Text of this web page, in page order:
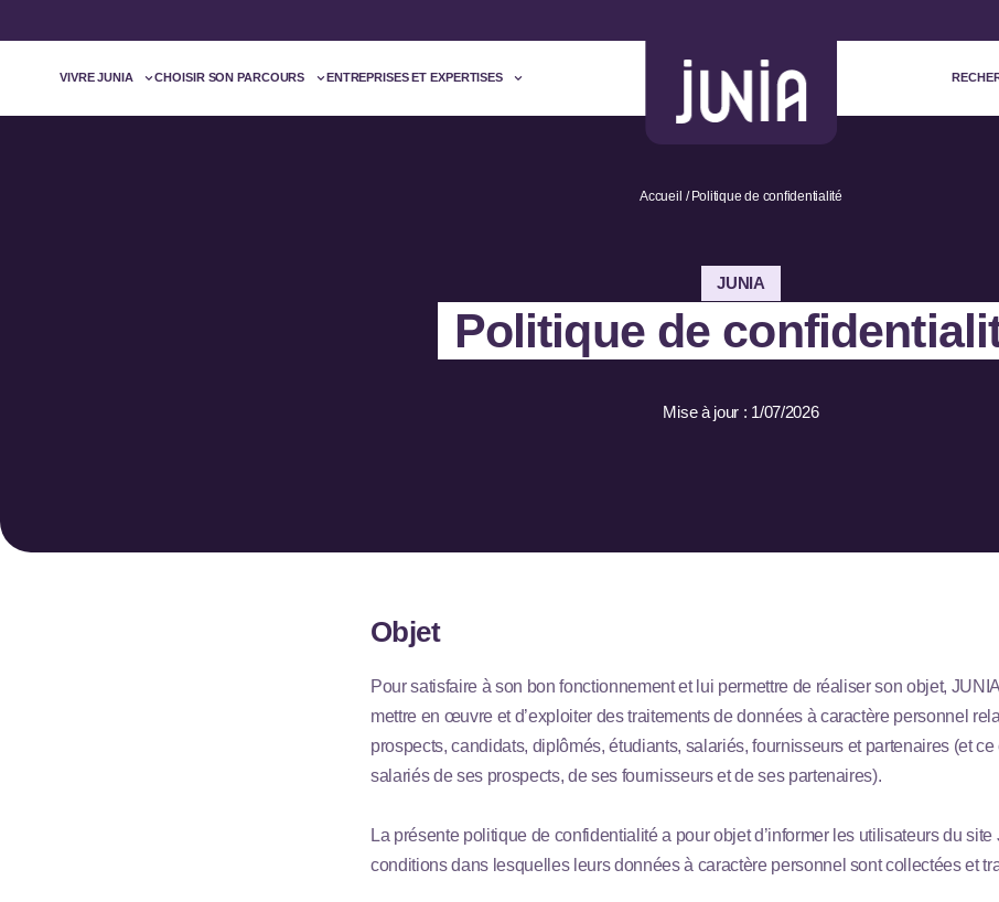
VIVRE JUNIA CHOISIR SON PARCOURS ENTREPRISES ET EXPERTISES
Accueil Politique de confidentialité
JUNIA
Politique de
Mise à jour : 1/07/2026
Objet
Pour satisfaire à son bon fonctionnement et lui permettre de réaliser son objet,
mettre en œuvre et d’exploiter des traitements de données à caractère personnel
prospects, candidats, diplômés, étudiants, salariés, fournisseurs et partenaires (et
salariés de ses prospects, de ses fournisseurs et de ses partenaires).
La présente politique de confidentialité a pour objet d’informer les utilisateurs du site
conditions dans lesquelles leurs données à caractère personnel sont collectées et